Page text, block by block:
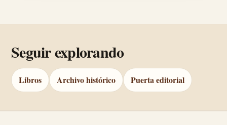
Seguir explorando
Libros Archivo histórico Puerta editorial